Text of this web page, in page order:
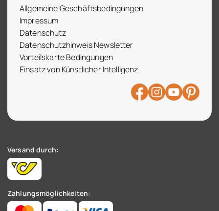
Allgemeine Geschäftsbedingungen
Impressum
Datenschutz
Datenschutzhinweis Newsletter
Vorteilskarte Bedingungen
Einsatz von Künstlicher Intelligenz
Versand durch:
Zahlungsmöglichkeiten: